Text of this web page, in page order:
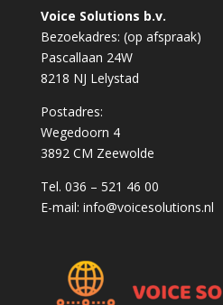
Voice Solutions b.v.
Bezoekadres: (op afspraak)
Pascallaan 24W
8218 NJ Lelystad
Postadres:
Wegedoorn 4
3892 CM Zeewolde
Tel. 036 – 521 46 00
E-mail: info@voicesolutions.nl